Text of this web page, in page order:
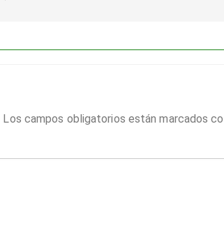
Los campos obligatorios están marcados